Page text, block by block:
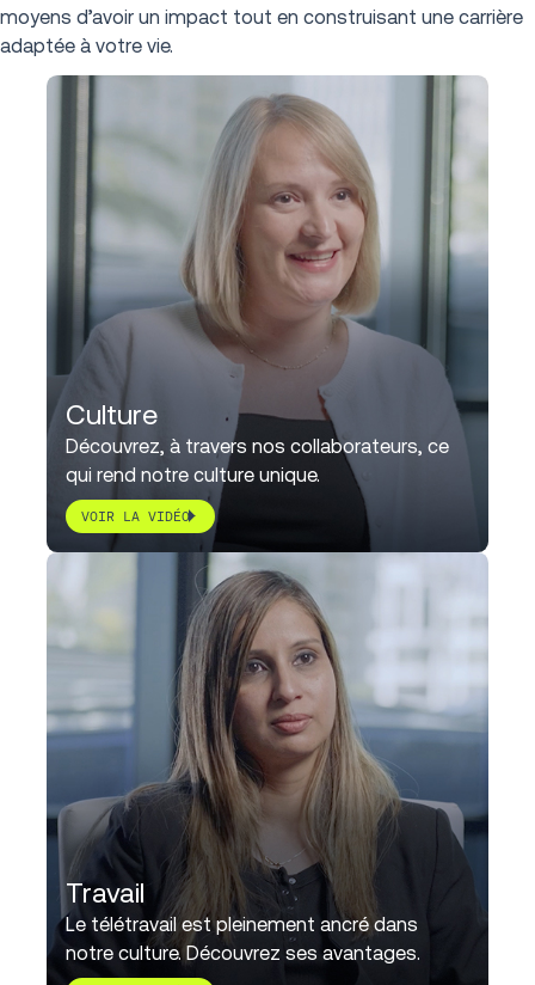
moyens d’avoir un impact tout en construisant une carrière
adaptée à votre vie.
Culture
Découvrez, à travers nos collaborateurs, ce
qui rend notre culture unique.
VOIR LA VIDÉO
Travail
Le télétravail est pleinement ancré dans
notre culture. Découvrez ses avantages.